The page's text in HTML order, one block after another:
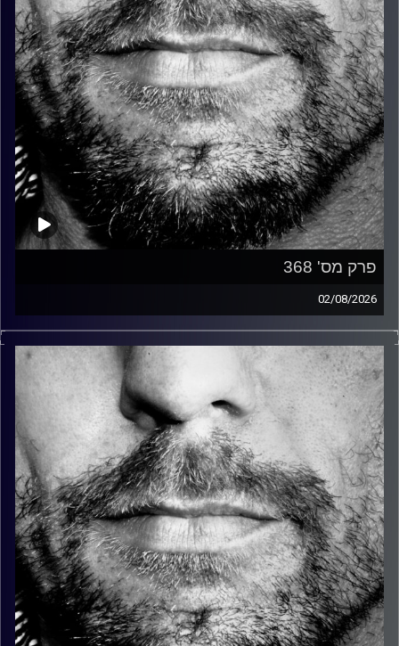
פרק מס' 368
02/08/2026
זיפים, מוזיקה מחוספסת של הופעות חיות. הרבה ג'אם, רוק,
בלוז, bluegrass, ג'אז, Fאנק, פרוגרסיב ואפילו אלקטרוניקה.
כל מה שחי, אמיתי ונושם.
עם שמוליק רגב.
קרדיט תמונות: David Goehring